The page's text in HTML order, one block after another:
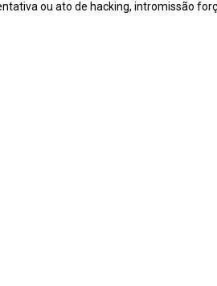
ou ato de hacking, intromissão